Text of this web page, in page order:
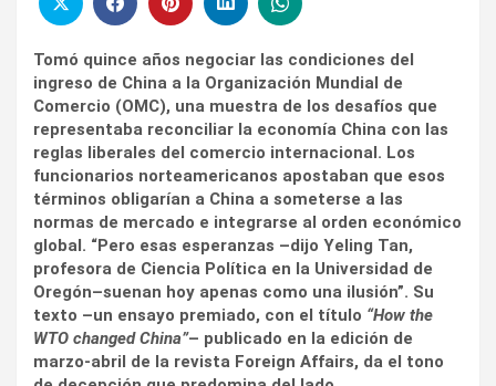
Tomó quince años negociar las condiciones del
ingreso de China a la Organización Mundial de
Comercio (OMC), una muestra de los desafíos que
representaba reconciliar la economía China con las
reglas liberales del comercio internacional. Los
funcionarios norteamericanos apostaban que esos
términos obligarían a China a someterse a las
normas de mercado e integrarse al orden económico
global. “Pero esas esperanzas –dijo Yeling Tan,
profesora de Ciencia Política en la Universidad de
Oregón–suenan hoy apenas como una ilusión”. Su
texto –un ensayo premiado, con el título “How the
WTO changed China”– publicado en la edición de
marzo-abril de la revista Foreign Affairs, da el tono